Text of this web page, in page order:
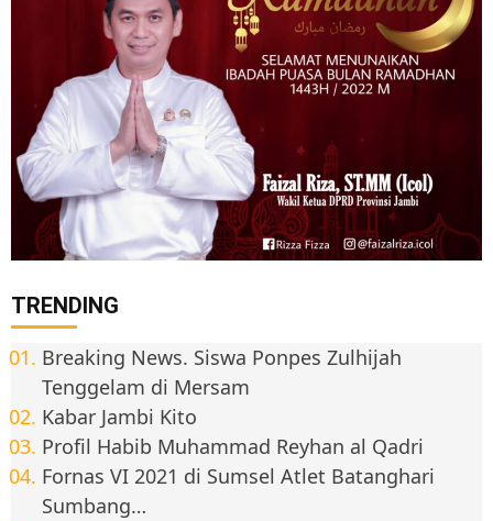
TRENDING
Breaking News. Siswa Ponpes Zulhijah
Tenggelam di Mersam
Kabar Jambi Kito
Profil Habib Muhammad Reyhan al Qadri
Fornas VI 2021 di Sumsel Atlet Batanghari
Sumbang…